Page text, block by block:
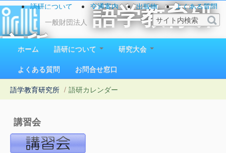
一般財団法人
語学教育研
究所
1923（大正12）年創立
語研について 交通案内 出版物
よくある質問
お問い合わせ
ホーム 語研について
研究大会
よくある質問
お問合せ窓口
語学教育研究所 / 語研カレンダー
講習会